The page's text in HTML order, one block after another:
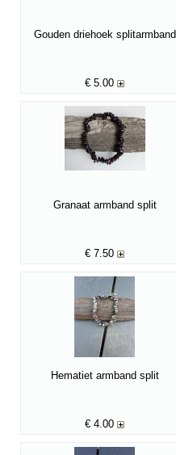
Gouden driehoek splitarmband
€ 5.00
Granaat armband split
€ 7.50
Hematiet armband split
€ 4.00